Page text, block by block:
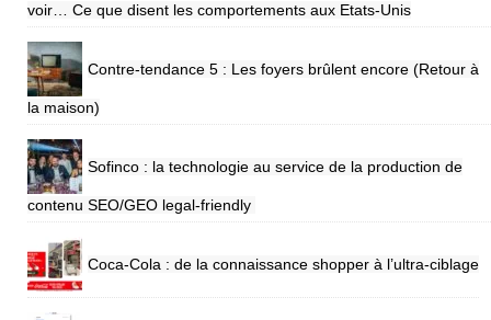
voir… Ce que disent les comportements aux Etats-Unis
Contre-tendance 5 : Les foyers brûlent encore (Retour à
la maison)
Sofinco : la technologie au service de la production de
contenu SEO/GEO legal-friendly
Coca-Cola : de la connaissance shopper à l’ultra-ciblage